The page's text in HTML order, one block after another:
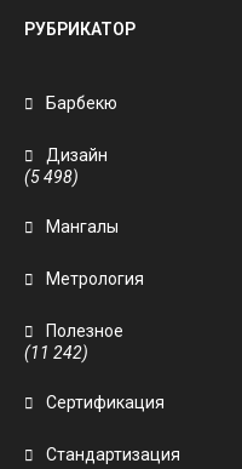
РУБРИКАТОР
Барбекю
Дизайн
(5 498)
Мангалы
Метрология
Полезное
(11 242)
Сертификация
Стандартизация